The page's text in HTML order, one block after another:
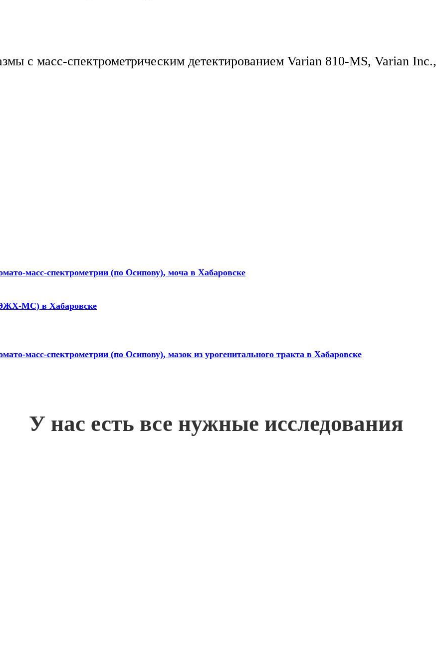
с масс-спектрометрическим детектированием Varian 810-MS, Varian Inc.,
масс-спектрометрии (по Осипову), моча в Хабаровске
МС) в Хабаровске
масс-спектрометрии (по Осипову), мазок из урогенитального тракта в Хабаровске
У нас есть все нужные исследования